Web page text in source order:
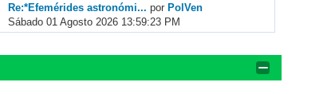
Re:*Efemérides astronómi... por PolVen
Sábado 01 Agosto 2026 13:59:23 PM